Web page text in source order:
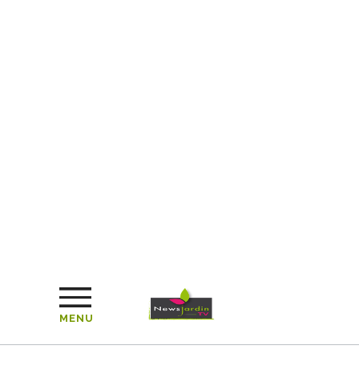
MENU